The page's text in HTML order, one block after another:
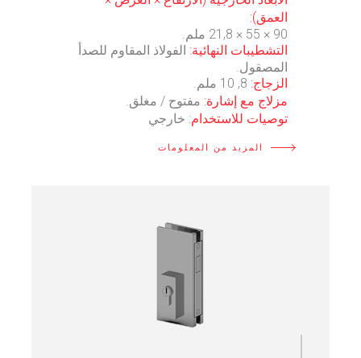
العمق):
90 × 55 × 21,8 ملم.
التشطيبات النهائية: الفولاذ المقاوم للصدأ
المصقول.
الزجاج:
مزلاج مع إشارة: مفتوح / مغلق.
توصيات للاستخدام: خارجي
المزيد من المعلومات